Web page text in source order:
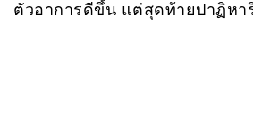
ตัวอาการดีขึ้น แต่สุดท้ายปาฏิหา